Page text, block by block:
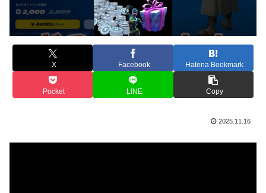
X Facebook Hatena Bookmark
Pocket LINE Copy
2025.11.16